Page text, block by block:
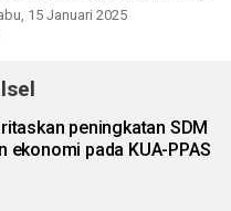
15 Januari 2025
peningkatan SDM
ekonomi pada KUA-PPAS